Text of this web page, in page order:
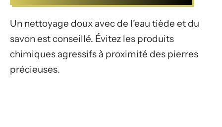
Un nettoyage doux avec de l’eau tiède et du
savon est conseillé. Évitez les produits
chimiques agressifs à proximité des pierres
précieuses.